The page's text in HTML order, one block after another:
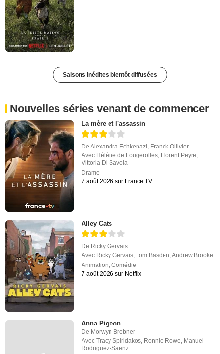
Saisons inédites bientôt diffusées
Nouvelles séries venant de commencer
La mère et l'assassin
DeAlexandra Echkenazi Franck Ollivier
Avec Hélène de Fougerolles Florent Peyre
Vittoria Di Savoia
Drame
7 août 2026 sur France.TV
Alley Cats
De Ricky Gervais
Avec Ricky Gervais,Tom Basden,Andrew Brooke
Animation,Comédie
7 août 2026 sur Netflix
Anna Pigeon
De Morwyn Brebner
AvecTracy Spiridakos, Ronnie Rowe, Manuel
Rodriguez-Saenz